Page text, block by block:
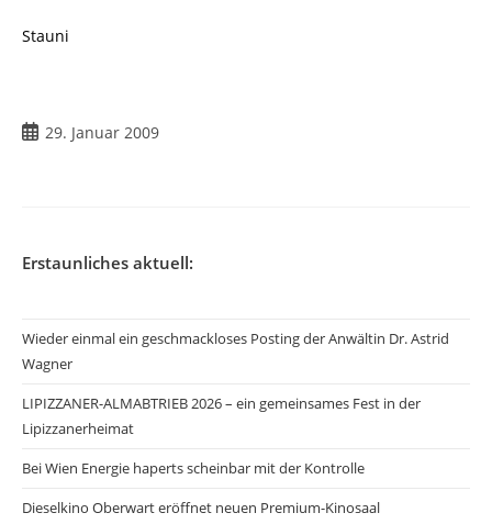
Stauni
Beitrag
29. Januar 2009
Erstaunliches aktuell:
Wieder einmal ein geschmackloses Posting der Anwältin Dr. Astrid
Wagner
LIPIZZANER-ALMABTRIEB 2026 – ein gemeinsames Fest in der
Lipizzanerheimat
Bei Wien Energie haperts scheinbar mit der Kontrolle
Dieselkino Oberwart eröffnet neuen Premium-Kinosaal